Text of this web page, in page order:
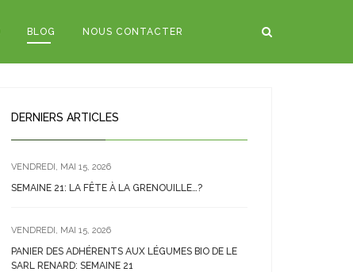
BLOG NOUS CONTACTER
DERNIERS ARTICLES
VENDREDI, MAI 15, 2026
SEMAINE 21: LA FÊTE À LA GRENOUILLE…?
VENDREDI, MAI 15, 2026
PANIER DES ADHÉRENTS AUX LÉGUMES BIO DE LE
SARL RENARD: SEMAINE 21